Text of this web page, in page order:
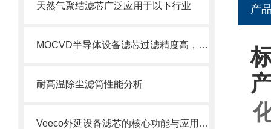
天然气聚结滤芯广泛应用于以下行业
MOCVD半导体设备滤芯过滤精度高，使用寿命长
耐高温除尘滤筒性能分析
Veeco外延设备滤芯的核心功能与应用场景
产